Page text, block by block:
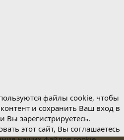
файлы cookie, чтобы
и сохранить Ваш вход в
Вы зарегистрируетесь.
этот сайт, Вы соглашаетесь